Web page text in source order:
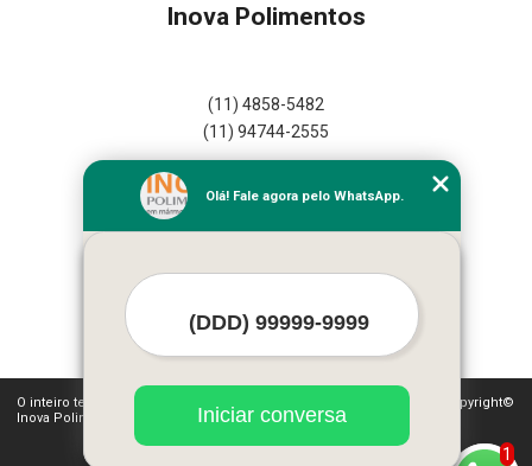
Inova Polimentos
(11) 4858-5482
(11) 94744-2555
Empresa
Missão
Mapa do site
Mais Serviços
O inteiro teor deste site está sujeito à proteção de direitos autorais. Copyright©
Inova Polimentos (Lei 9610 de 19/02/1998)
1
Olá! Fale agora pelo WhatsApp.
Iniciar conversa